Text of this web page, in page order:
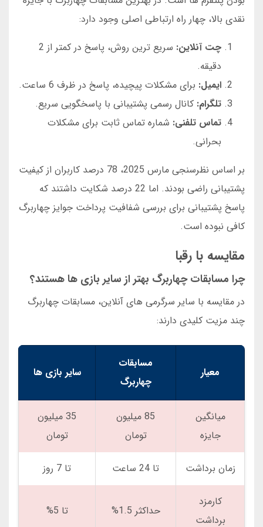
نقدی بالا، چهار راه ارتباطی اصلی وجود دارد:
چت آنلاین:
سریع ترین روش، پاسخ در کمتر از 2
دقیقه.
ایمیل: برای مشکلات پیچیده، پاسخ در ظرف 6 ساعت.
تلگرام: کانال رسمی پشتیبانی با پاسخگویی سریع.
تماس تلفنی: شماره تماس ثابت برای مشکلات
بحرانی.
بر اساس نظرسنجی مارس 2025، 78 درصد کاربران از کیفیت
پشتیبانی راضی بودند. اما 22 درصد شکایت داشتند که
پاسخ پشتیبانی برای بررسی شفافیت پرداخت جوایز چهاربرگ
کافی نبوده است.
مقایسه با رقبا
چرا مسابقات چهاربرگ بهتر از سایر بازی ها هستند؟
در مقایسه با سایر سرگرمی های آنلاین، مسابقات چهاربرگ
چند مزیت کلیدی دارند:
معیار
مسابقات
چهاربرگ
سایر بازی ها
میانگین
جایزه
85 میلیون
تومان
35 میلیون
تومان
زمان برداشت تا 24 ساعت تا 7 روز
کارمزد
برداشت
حداکثر 1.5% تا 5%